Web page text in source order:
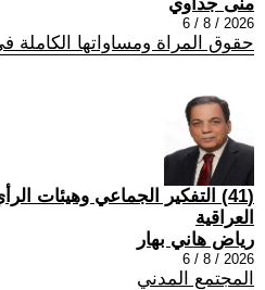
2026 / 8 / 6
حقوق المراة ومساواتها الكاملة
(41) التفكير الجماعي وهيئات
العراقية
رياض هاني بهار
2026 / 8 / 6
المجتمع المدني